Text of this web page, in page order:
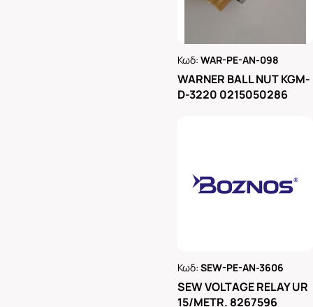
Κωδ:WAR-PE-AN-098
WARNER BALL NUT KGM-
D-3220 0215050286
Κωδ:SEW-PE-AN-3606
SEW VOLTAGE RELAY UR
15/METR. 8267596